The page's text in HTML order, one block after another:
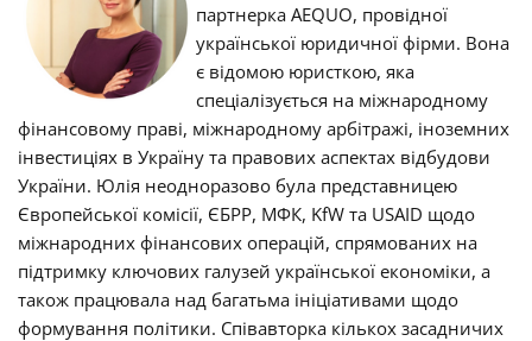
партнерка AEQUO, провідної
української юридичної фірми. Вона
є відомою юристкою, яка
спеціалізується на міжнародному
фінансовому праві, міжнародному арбітражі, іноземних
інвестиціях в Україну та правових аспектах відбудови
України. Юлія неодноразово була представницею
Європейської комісії, ЄБРР, МФК, KfW та USAID щодо
міжнародних фінансових операцій, спрямованих на
підтримку ключових галузей української економіки, а
також працювала над багатьма ініціативами щодо
формування політики. Співавторка кількох засадничих